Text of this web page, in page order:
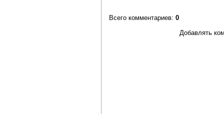
Всего комментариев: 0
Добавлять